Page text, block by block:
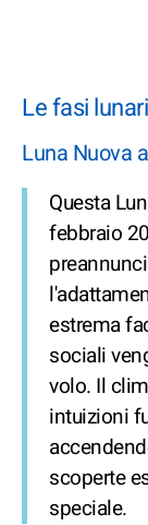
Le fasi
Luna Nuova
Questa
febbraio
estrema
sociali
volo. Il
intuizioni
scoperte
speciale.